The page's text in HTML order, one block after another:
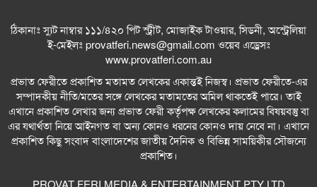
ঠিকানাঃ স্যুট নাম্বার ১১১/৪২০ পিট স্ট্রীট, মোজাইক টাওয়ার, সিডনী, অস্ট্রেলিয়া
ই-মেইলঃprovatferi.news@gmail.com ওয়েব এড্রেসঃ
www.provatferi.com.au
প্রভাত ফেরীতে প্রকাশিত মতামত লেখকের একান্তই নিজস্ব। প্রভাত ফেরীতে-এর
সম্পাদকীয় নীতি/মতের সঙ্গে লেখকের মতামতের অমিল থাকতেই পারে। তাই
এখানে প্রকাশিত লেখার জন্য প্রভাত ফেরী কর্তৃপক্ষ লেখকের কলামের বিষয়বস্তু বা
এর যথার্থতা নিয়ে আইনগত বা অন্য কোনও ধরনের কোনও দায় নেবে না। এখানে
প্রকাশিত কিছু সংবাদ বাংলাদেশের জাতীয় দৈনিক ও বিভিন্ন সাময়িকীর সৌজন্যে
প্রকাশিত।
PROVAT FERI MEDIA & ENTERTAINMENT PTY LTD